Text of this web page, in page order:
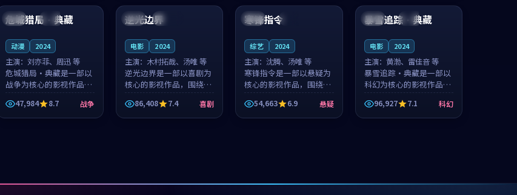
中国 杜比
危城猎局·典藏
动漫 2024
主演： 刘亦菲、周迅 等
危城猎局·典藏是一部以
战争为核心的影视作品，
围绕危机、反转与人物成
长展开，整体节奏紧凑，
值得推荐观看。
47,984 8.7 战争
法国 连载中
逆光边界
电影 2024
主演： 木村拓哉、汤唯 等
逆光边界是一部以喜剧为
核心的影视作品，围绕危
机、反转与人物成长展
开，整体节奏紧凑，值得
推荐观看。
86,408 7.4 喜剧
泰国
寒锋指令
综艺 2024
主演：沈腾、汤唯 等
寒锋指令是一部以悬疑为
核心的影视作品，围绕危
机、反转与人物成长展
开，整体节奏紧凑，值得
推荐观看。
54,663 6.9 悬疑
泰国 杜比
暴雪追踪·典藏
电影 2024
主演： 黄渤、雷佳音 等
暴雪追踪·典藏是一部以
科幻为核心的影视作品，
围绕危机、反转与人物成
长展开，整体节奏紧凑，
值得推荐观看。
96,927 7.1 科幻